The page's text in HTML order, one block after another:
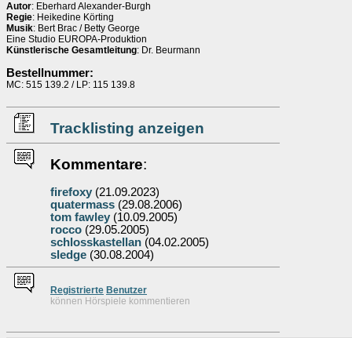
Autor: Eberhard Alexander-Burgh
Regie: Heikedine Körting
Musik: Bert Brac / Betty George
Eine Studio EUROPA-Produktion
Künstlerische Gesamtleitung: Dr. Beurmann
Bestellnummer:
MC: 515 139.2 / LP: 115 139.8
Tracklisting anzeigen
Kommentare:
firefoxy (21.09.2023)
quatermass (29.08.2006)
tom fawley (10.09.2005)
rocco (29.05.2005)
schlosskastellan (04.02.2005)
sledge (30.08.2004)
Registrierte Benutzer
können Hörspiele kommentieren